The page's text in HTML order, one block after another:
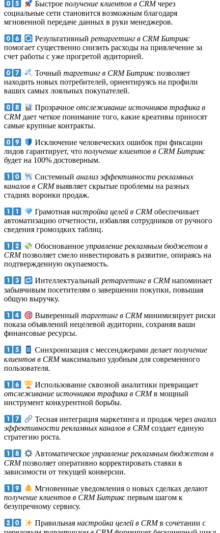
Быстрое получение клиентов в CRMчерез
социальные сети становится возможным благодаря
мгновенной передаче данных в руки менеджеров.
Результативный ретаргетинг в CRM Битрикс
помогает существенно снизить расходы на привлечение за
счет работы с уже прогретой аудиторией.
Точный таргетинг в CRM Битрикспозволяет
находить новых потребителей, ориентируясь на профили
ваших самых лояльных покупателей.
Прозрачное отслеживание источников трафика в
CRMдает четкое понимание того, какие креативы приносят
самые крупные контракты.
Исключение человеческих ошибок при фиксации
лидов гарантирует, что получение клиентов в CRM Битрикс
будет на 100% достоверным.
Системный анализ эффективности рекламных
каналов в CRMвыявляет скрытые проблемы на разных
стадиях воронки продаж.
Грамотная настройка целей в CRMобеспечивает
автоматизацию отчетности, избавляя сотрудников от ручного
сведения громоздких таблиц.
Обоснованное управление рекламным бюджетом в
CRMпозволяет смело инвестировать в развитие, опираясь на
подтвержденную окупаемость.
Интеллектуальный ретаргетинг в CRMнапоминает
забывчивым посетителям о завершении покупки, повышая
общую выручку.
Выверенный таргетинг в CRMминимизирует риски
показа объявлений нецелевой аудитории, сохраняя ваши
финансовые ресурсы.
Синхронизация с мессенджерами делает получение
клиентов в CRMмаксимально удобным для современного
пользователя.
Использование сквозной аналитики превращает
отслеживание источников трафика в CRMв мощный
инструмент конкурентной борьбы.
Тесная интеграция маркетинга и продаж через анализ
эффективности рекламных каналов в CRMсоздает единую
стратегию роста.
Автоматическое управление рекламным бюджетом в
CRMпозволяет оперативно корректировать ставки в
зависимости от текущей конверсии.
Мгновенные уведомления о новых сделках делают
получение клиентов в CRM Битрикс первым шагом к
безупречному сервису.
Правильная настройка целей в CRMв сочетании с